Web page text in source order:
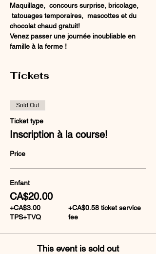
Maquillage,  concours surprise, bricolage,
tatouages temporaires,  mascottes et du
chocolat chaud gratuit!
Venez passer une journée inoubliable en
famille à la ferme !
Tickets
Sold Out
Ticket type
Inscription à la course!
Price
Enfant
CA$20.00
+CA$3.00
TPS+TVQ
+CA$0.58 ticket service
fee
This event is sold out